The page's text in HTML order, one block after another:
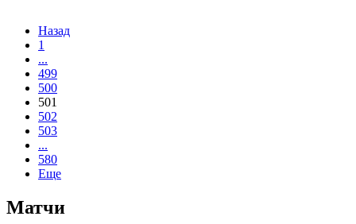
Назад
1
...
499
500
501
502
503
...
580
Еще
Матчи